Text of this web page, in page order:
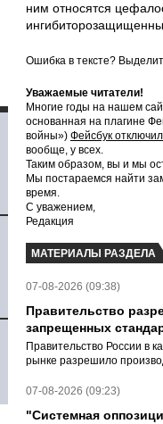
ним относятся
Ошибка в тексте?
Уважаемые читатели!
Многие годы на нашем
основанная на плагине
войны») Фейсбук
вообще, у всех.
Таким образом, вы и мы
Мы постараемся найти
время.
С уважением,
Редакция
МАТЕРИАЛЫ РАЗДЕЛА
07-08-2026 (09:38)
Правительство
запрещенных
Правительство России в
рынке разрешило
07-08-2026 (09:23)
"Системная